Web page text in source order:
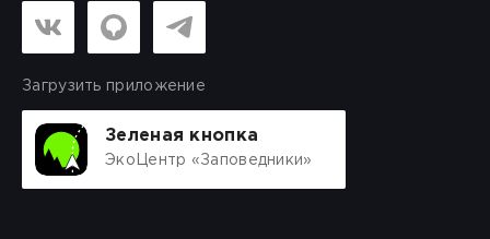
Загрузить приложение
Зеленая кнопка
ЭкоЦентр «Заповедники»